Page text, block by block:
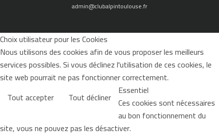
admin@clubalpintoulouse.fr
Choix utilisateur pour les Cookies
Nous utilisons des cookies afin de vous proposer les meilleurs
services possibles. Si vous déclinez l'utilisation de ces cookies, le
site web pourrait ne pas fonctionner correctement.
Tout accepter
Tout décliner Essentiel
Ces cookies sont nécessaires
au bon fonctionnement du
site, vous ne pouvez pas les désactiver.